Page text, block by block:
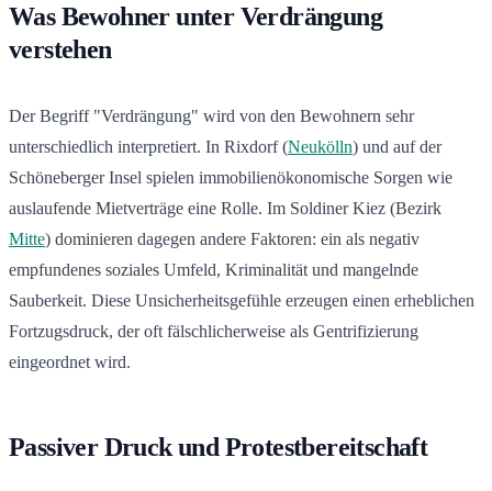
Was Bewohner unter Verdrängung
verstehen
Der Begriff "Verdrängung" wird von den Bewohnern sehr
unterschiedlich interpretiert. In Rixdorf (Neukölln) und auf der
Schöneberger Insel spielen immobilienökonomische Sorgen wie
auslaufende Mietverträge eine Rolle. Im Soldiner Kiez (Bezirk
Mitte) dominieren dagegen andere Faktoren: ein als negativ
empfundenes soziales Umfeld, Kriminalität und mangelnde
Sauberkeit. Diese Unsicherheitsgefühle erzeugen einen erheblichen
Fortzugsdruck, der oft fälschlicherweise als Gentrifizierung
eingeordnet wird.
Passiver Druck und Protestbereitschaft